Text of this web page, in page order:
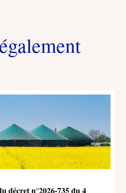
décret n°2026-735 du 4